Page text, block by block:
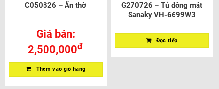
C050826 – Ấn thờ
Giá bán:
2,500,000đ
Thêm vào giỏ hàng
G270726 – Tủ đông mát
Sanaky VH-6699W3
Đọc tiếp